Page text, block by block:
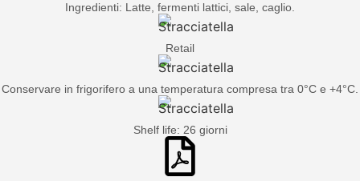
Ingredienti: Latte, fermenti lattici, sale, caglio.
Retail
Conservare in frigorifero a una temperatura compresa tra 0°C e +4°C.
Shelf life: 26 giorni